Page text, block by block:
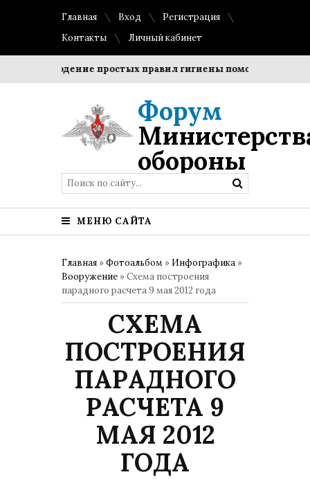
Главная Вход
Регистрация
Контакты
Личный кабинет
Соблюдение простых правил гигиены помогает
Форум
обороны
МЕНЮ САЙТА
Главная »Фотоальбом » Инфографика »
Вооружение » Схема построения
парадного расчета 9 мая 2012 года
СХЕМА
ПОСТРОЕНИЯ
ПАРАДНОГО
РАСЧЕТА 9
МАЯ 2012
ГОДА